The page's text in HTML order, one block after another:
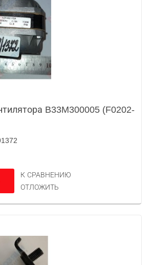
B33M300005 (F0202-
К СРАВНЕНИЮ
ОТЛОЖИТЬ